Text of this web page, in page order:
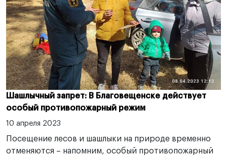
Шашлычный запрет: В Благовещенске действует
особый противопожарный режим
10 апреля 2023
Посещение лесов и шашлыки на природе временно
отменяются – напомним, особый противопожарный